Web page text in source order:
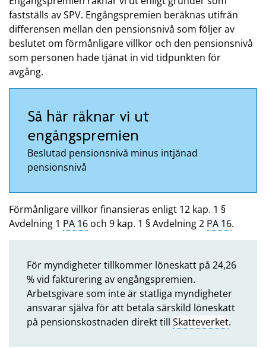
fastställs av SPV. Engångspremien beräknas utifrån
differensen mellan den pensionsnivå som följer av
beslutet om förmånligare villkor och den pensionsnivå
som personen hade tjänat in vid tidpunkten för
avgång.
Så här räknar vi ut
engångspremien
Beslutad pensionsnivå minus intjänad
pensionsnivå
Förmånligare villkor finansieras enligt 12 kap. 1 §
Avdelning 1 PA 16 och 9 kap. 1 § Avdelning 2 PA 16.
För myndigheter tillkommer löneskatt på 24,26
% vid fakturering av engångspremien.
Arbetsgivare som inte är statliga myndigheter
ansvarar själva för att betala särskild löneskatt
på pensionskostnaden direkt till Skatteverket.